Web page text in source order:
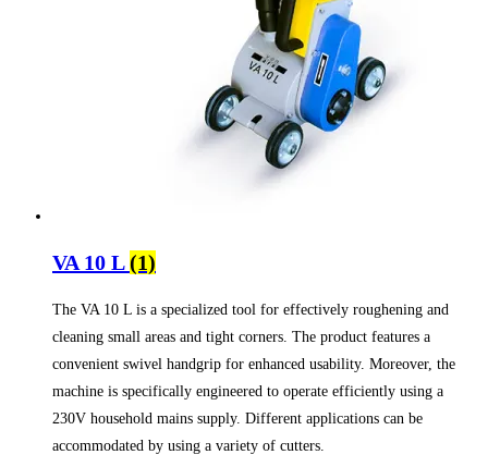
VA 10 L(1)
The VA 10 L is a specialized tool for effectively roughening and
cleaning small areas and tight corners. The product features a
convenient swivel handgrip for enhanced usability. Moreover, the
machine is specifically engineered to operate efficiently using a
230V household mains supply. Different applications can be
accommodated by using a variety of cutters.